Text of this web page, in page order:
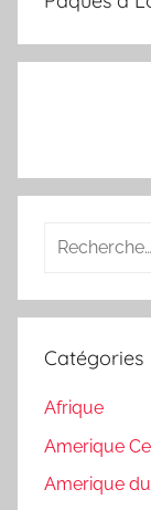
Recherche
:
Catégories
Afrique
Amerique
Amerique